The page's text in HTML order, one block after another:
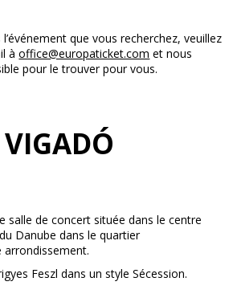
que vous recherchez, veuillez
àoffice@europaticket.com et nous
pour le trouver pour vous.
VIGADÓ
salle de concert située dans le centre
Danube dans le quartier
arrondissement.
Feszl dans un style Sécession.